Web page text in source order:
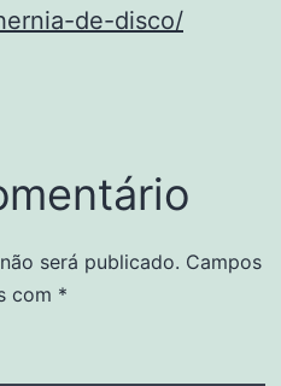
de-disco/
será publicado. Campos
com *